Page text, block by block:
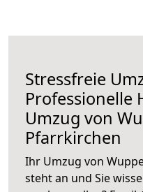
Stressfreie
Professionelle
Umzug von
Pfarrkirchen
Ihr Umzug von
steht an und Sie